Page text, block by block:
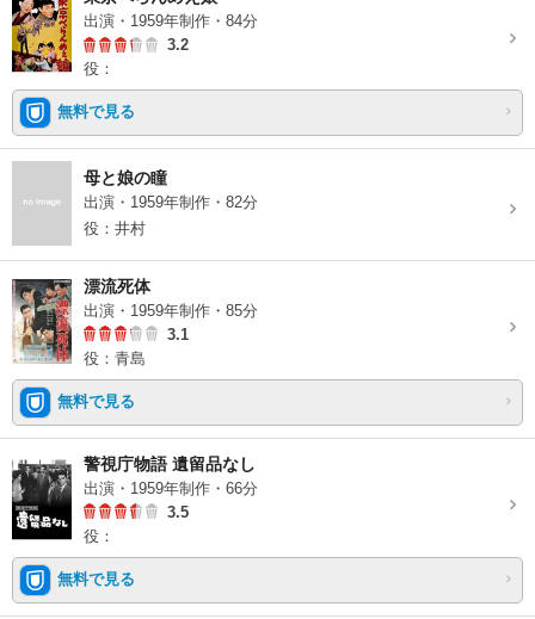
出演・1959年制作・84分
3.2
役：
無料で見る
母と娘の瞳
出演・1959年制作・82分
役：井村
漂流死体
出演・1959年制作・85分
3.1
役：青島
無料で見る
警視庁物語 遺留品なし
出演・1959年制作・66分
3.5
役：
無料で見る